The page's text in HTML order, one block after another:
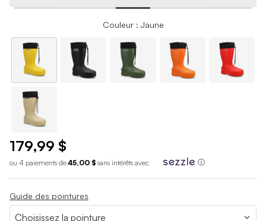
Couleur : Jaune
179,99 $
ou 4 paiements de45,00 $ sans intérêts avec ⓘ
Guide des pointures